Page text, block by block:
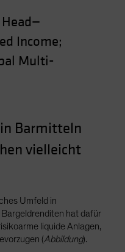
Head—
Income;
Multi-
Barmitteln
vielleicht
Umfeld in
hat dafür
liquide Anlagen,
(Abbildung).